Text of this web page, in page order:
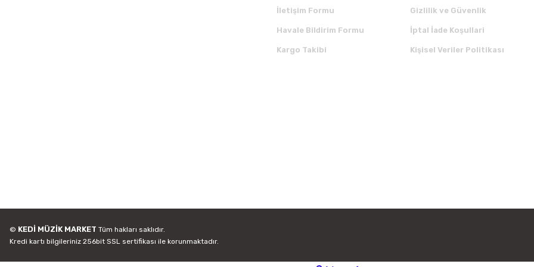
İletişim Formu
Havale Bildirim Formu
Kargo Takibi
Gizlilik ve Güvenlik
İptal İade Koşullari
Kişisel Veriler Politikası
© KEDİ MÜZİK MARKET Tüm hakları saklıdır.
Kredi kartı bilgileriniz 256bit SSL sertifikası ile korunmaktadır.